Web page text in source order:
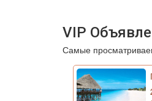
VIP
Самые